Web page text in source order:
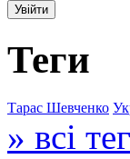
Теги
Тарас Шевченко
» всі